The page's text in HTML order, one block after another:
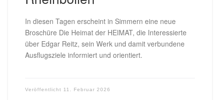
In diesen Tagen erscheint in Simmern eine neue
Broschüre Die Heimat der HEIMAT, die Interessierte
über Edgar Reitz, sein Werk und damit verbundene
Ausflugsziele informiert und orientiert.
Veröffentlicht 11. Februar 2026